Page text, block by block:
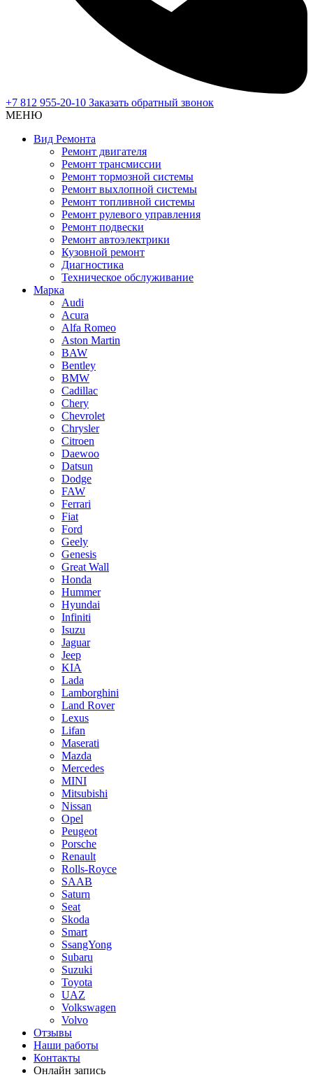
+7 812 955-20-10 Заказать обратный звонок
МЕНЮ
Вид Ремонта
Ремонт двигателя
Ремонт трансмиссии
Ремонт тормозной системы
Ремонт выхлопной системы
Ремонт топливной системы
Ремонт рулевого управления
Ремонт подвески
Ремонт автоэлектрики
Кузовной ремонт
Диагностика
Техническое обслуживание
Марка
Audi
Acura
Alfa Romeo
Aston Martin
BAW
Bentley
BMW
Cadillac
Chery
Chevrolet
Chrysler
Citroen
Daewoo
Datsun
Dodge
FAW
Ferrari
Fiat
Ford
Geely
Genesis
Great Wall
Honda
Hummer
Hyundai
Infiniti
Isuzu
Jaguar
Jeep
KIA
Lada
Lamborghini
Land Rover
Lexus
Lifan
Maserati
Mazda
Mercedes
MINI
Mitsubishi
Nissan
Opel
Peugeot
Porsche
Renault
Rolls-Royce
SAAB
Saturn
Seat
Skoda
Smart
SsangYong
Subaru
Suzuki
Toyota
UAZ
Volkswagen
Volvo
Отзывы
Наши работы
Контакты
Онлайн запись